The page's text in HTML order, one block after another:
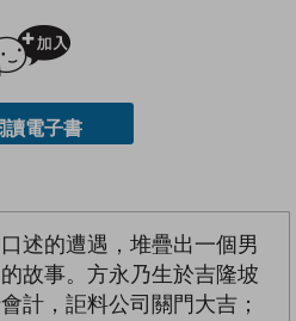
讀電子書
述的遭遇，堆疊出一個男
故事。方永乃生於吉隆坡
計，詎料公司關門大吉；